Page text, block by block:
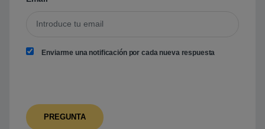
Enviarme una notificación por cada nueva respuesta